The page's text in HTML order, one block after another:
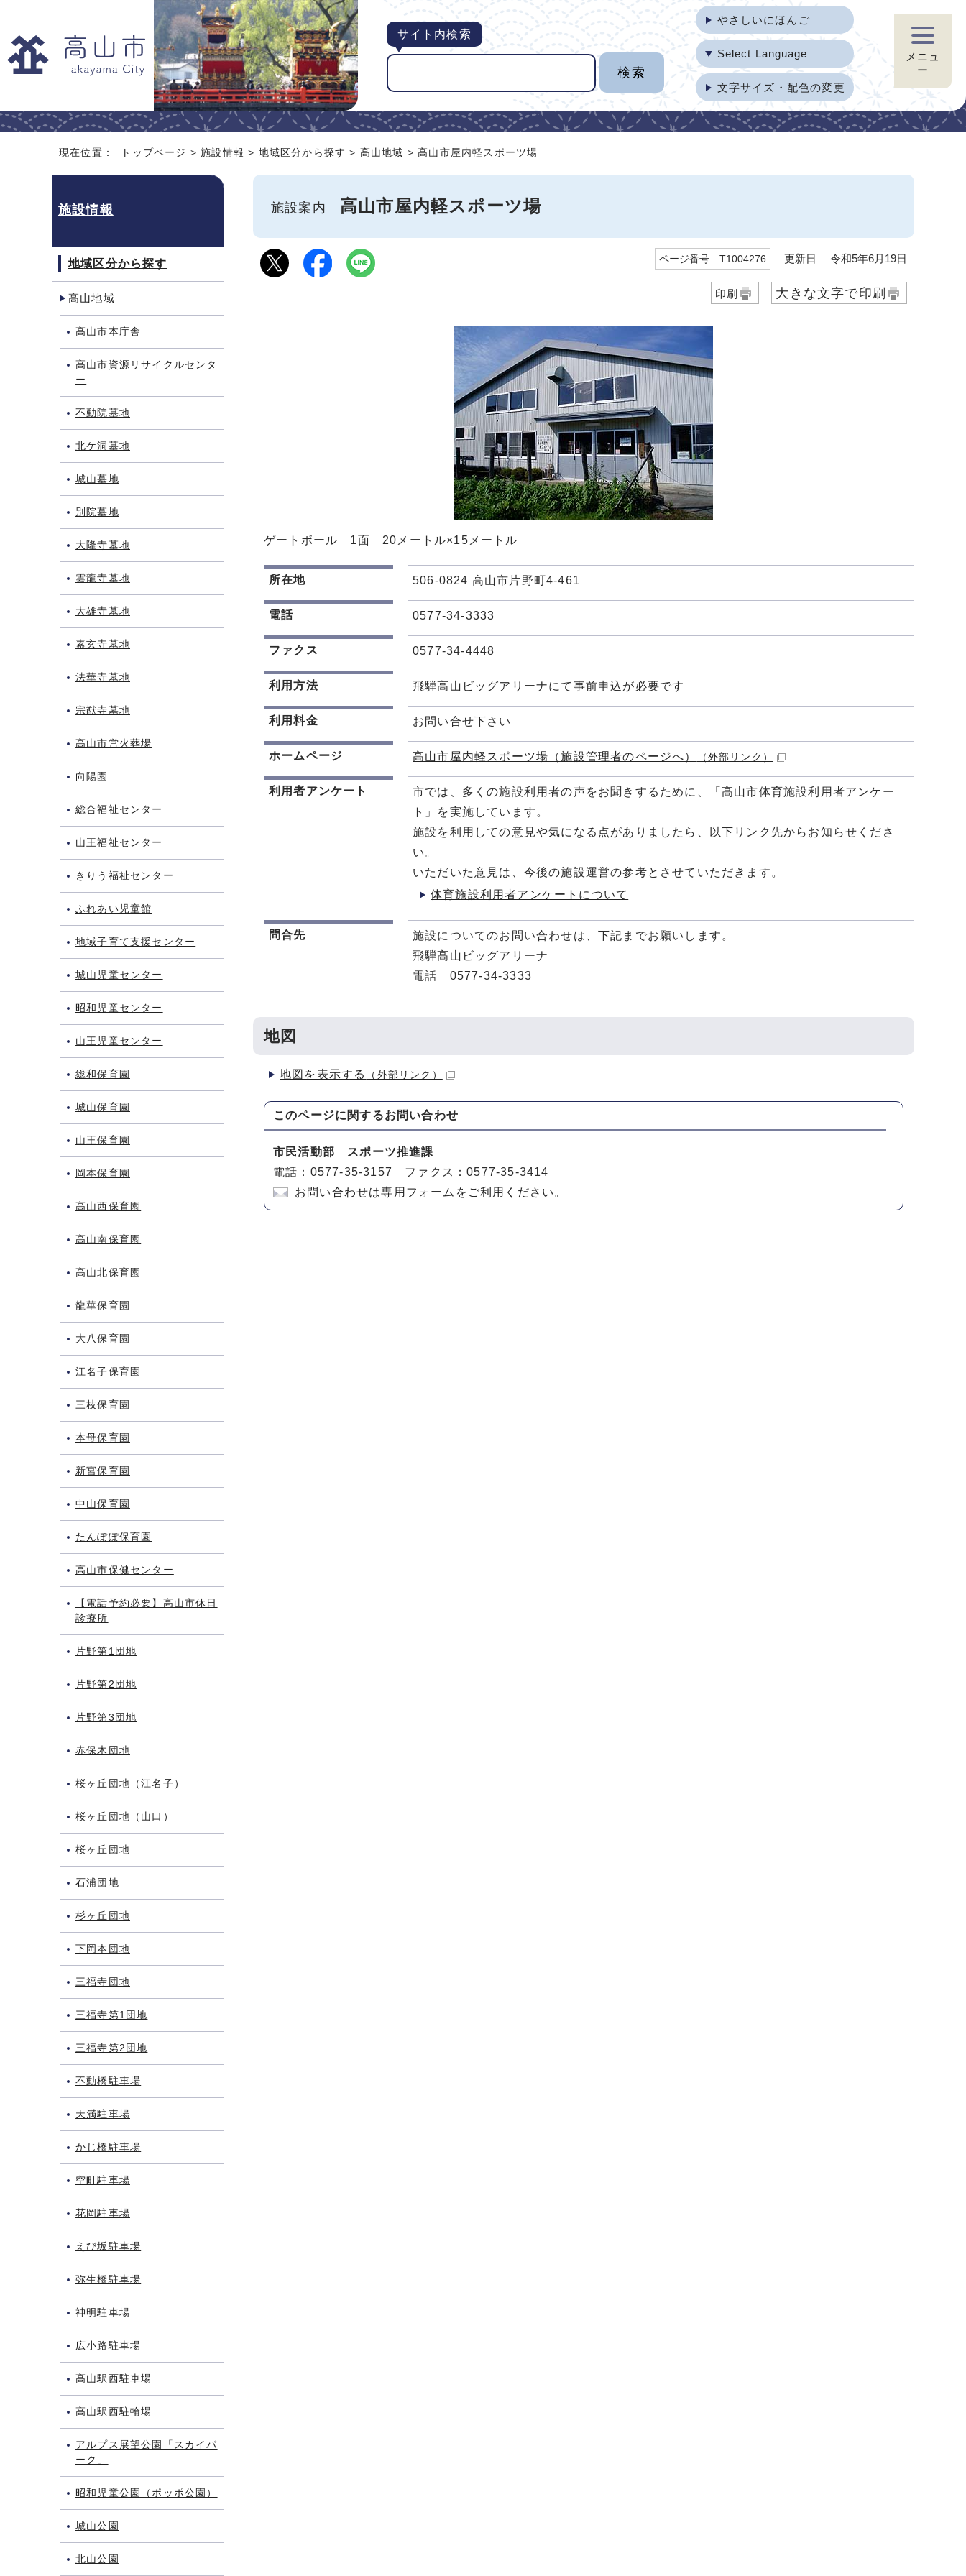
サイト内検索
やさしいにほんご
Select Language
文字サイズ・配色の変更
メニュ
ー
現在位置： トップページ >施設情報 > 地域区分から探す > 高山地域 > 高山市屋内軽スポーツ場
施設案内 高山市屋内軽スポーツ場
ページ番号 T1004276 更新日 令和5年6月19日
印刷 大きな文字で印刷
ゲートボール 1面 20メートル×15メートル
所在地 506-0824 高山市片野町4-461
電話 0577-34-3333
ファクス 0577-34-4448
利用方法 飛騨高山ビッグアリーナにて事前申込が必要です
利用料金 お問い合せ下さい
ホームページ 高山市屋内軽スポーツ場（施設管理者のページへ） （外部リンク）
利用者アンケート
市では、多くの施設利用者の声をお聞きするために、「高山市体育施設利用者アンケー
ト」を実施しています。
施設を利用しての意見や気になる点がありましたら、以下リンク先からお知らせくださ
い。
いただいた意見は、今後の施設運営の参考とさせていただきます。
体育施設利用者アンケートについて
問合先
施設についてのお問い合わせは、下記までお願いします。
飛騨高山ビッグアリーナ
電話 0577-34-3333
地図
地図を表示する （外部リンク）
このページに関するお問い合わせ
市民活動部 スポーツ推進課
電話：0577-35-3157 ファクス：0577-35-3414
お問い合わせは専用フォームをご利用ください。
施設情報
地域区分から探す
高山地域
高山市本庁舎
高山市資源リサイクルセンタ
ー
不動院墓地
北ケ洞墓地
城山墓地
別院墓地
大隆寺墓地
雲龍寺墓地
大雄寺墓地
素玄寺墓地
法華寺墓地
宗猷寺墓地
高山市営火葬場
向陽園
総合福祉センター
山王福祉センター
きりう福祉センター
ふれあい児童館
地域子育て支援センター
城山児童センター
昭和児童センター
山王児童センター
総和保育園
城山保育園
山王保育園
岡本保育園
高山西保育園
高山南保育園
高山北保育園
龍華保育園
大八保育園
江名子保育園
三枝保育園
本母保育園
新宮保育園
中山保育園
たんぽぽ保育園
高山市保健センター
【電話予約必要】高山市休日
診療所
片野第1団地
片野第2団地
片野第3団地
赤保木団地
桜ヶ丘団地（江名子）
桜ヶ丘団地（山口）
桜ヶ丘団地
石浦団地
杉ヶ丘団地
下岡本団地
三福寺団地
三福寺第1団地
三福寺第2団地
不動橋駐車場
天満駐車場
かじ橋駐車場
空町駐車場
花岡駐車場
えび坂駐車場
弥生橋駐車場
神明駐車場
広小路駐車場
高山駅西駐車場
高山駅西駐輪場
アルプス展望公園「スカイパ
ーク」
昭和児童公園（ポッポ公園）
城山公園
北山公園